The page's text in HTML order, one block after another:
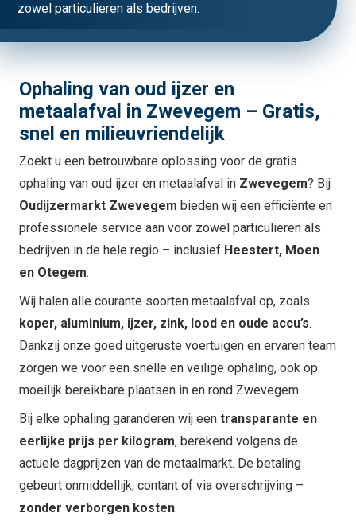
zowel particulieren als bedrijven.
Ophaling van oud ijzer en
metaalafval in Zwevegem – Gratis,
snel en milieuvriendelijk
Zoekt u een betrouwbare oplossing voor de gratis
ophaling van oud ijzer en metaalafval in Zwevegem? Bij
Oudijzermarkt Zwevegem bieden wij een efficiënte en
professionele service aan voor zowel particulieren als
bedrijven in de hele regio – inclusief Heestert, Moen
en Otegem.
Wij halen alle courante soorten metaalafval op, zoals
koper, aluminium, ijzer, zink, lood en oude accu’s.
Dankzij onze goed uitgeruste voertuigen en ervaren team
zorgen we voor een snelle en veilige ophaling, ook op
moeilijk bereikbare plaatsen in en rond Zwevegem.
Bij elke ophaling garanderen wij een transparante en
eerlijke prijs per kilogram, berekend volgens de
actuele dagprijzen van de metaalmarkt. De betaling
gebeurt onmiddellijk, contant of via overschrijving –
zonder verborgen kosten.